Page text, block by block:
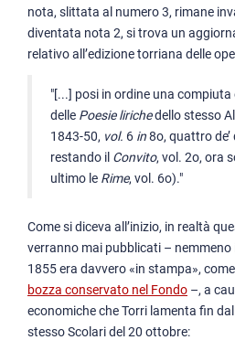
nota, slittata al numero 3, rimane
diventata nota 2, si trova un
relativo all’edizione torriana delle
"[...] posi in ordine una compiuta
delle Poesie lirichedello stesso
1843-50, vol. 6 in8o, quattro
restando il Convito, vol. 2o, ora
ultimo le Rime, vol. 6o)."
Come si diceva all’inizio, in realtà
verranno mai pubblicati – nemmeno
1855 era davvero «in stampa»,
bozza conservato nel Fondo –, a
economiche che Torri lamenta fin
stesso Scolari del 20 ottobre: